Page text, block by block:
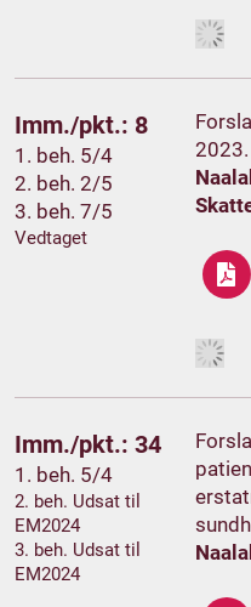
Imm./pkt.: 8
1. beh. 5/4
2. beh. 2/5
3. beh. 7/5
Vedtaget
2023.
Imm./pkt.: 34
1. beh. 5/4
2. beh. Udsat til
EM2024
3. beh. Udsat til
EM2024